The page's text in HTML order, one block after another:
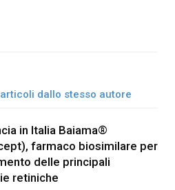
dallo stesso autore
in Italia Baiama®
farmaco biosimilare per
delle principali
retiniche